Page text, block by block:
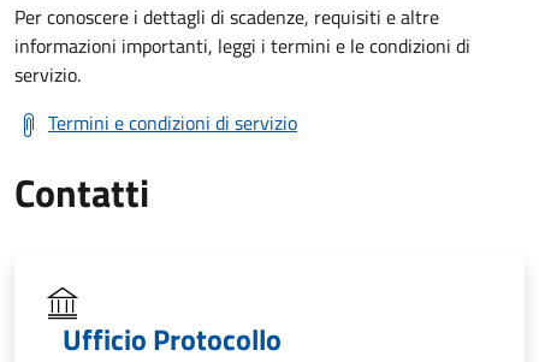
Per conoscere i dettagli di scadenze, requisiti e altre
informazioni importanti, leggi i termini e le condizioni di
servizio.
Termini e condizioni di servizio
Contatti
Ufficio Protocollo